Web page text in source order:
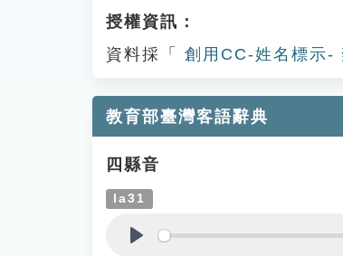
授權資訊：
資料採「
創用CC-姓名標示-
教育部臺灣客語辭典
四縣音
la31